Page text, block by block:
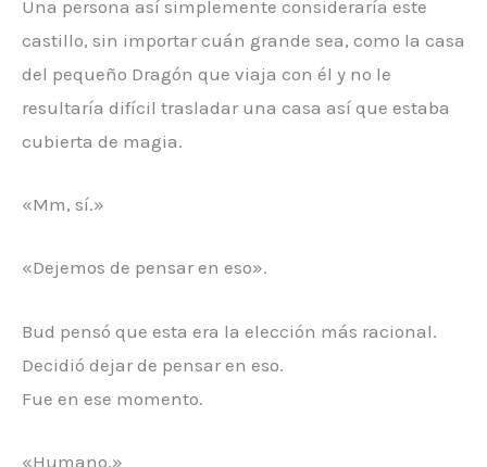
Una persona así simplemente consideraría este
castillo, sin importar cuán grande sea, como la casa
del pequeño Dragón que viaja con él y no le
resultaría difícil trasladar una casa así que estaba
cubierta de magia.
«Mm, sí.»
«Dejemos de pensar en eso».
Bud pensó que esta era la elección más racional.
Decidió dejar de pensar en eso.
Fue en ese momento.
«Humano.»